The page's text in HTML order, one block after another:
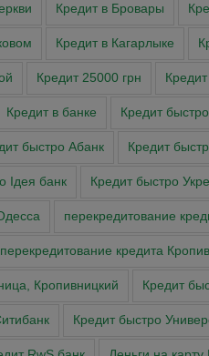
Кредит в Бровары
Кредит в Кагарлыке
Кредит 25000 грн
Кредит в банке Кредит
быстро Абанк Кредит
Ідея банк Кредит быстро
перекредитование
перекредитование кредита
Кропивницкий Кредит
Кредит быстро